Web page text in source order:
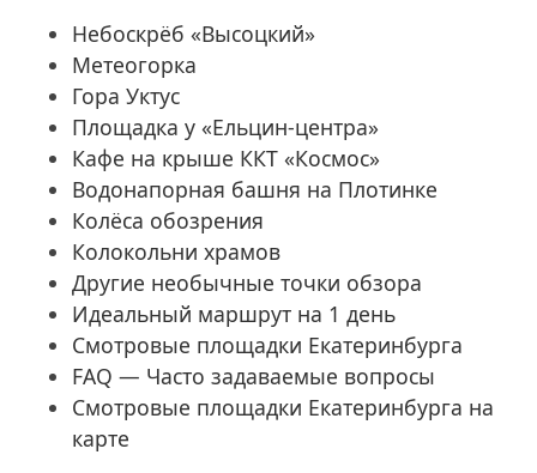
Небоскрёб «Высоцкий»
Метеогорка
Гора Уктус
Площадка у «Ельцин-центра»
Кафе на крыше ККТ «Космос»
Водонапорная башня на Плотинке
Колёса обозрения
Колокольни храмов
Другие необычные точки обзора
Идеальный маршрут на 1 день
Смотровые площадки Екатеринбурга
FAQ — Часто задаваемые вопросы
Смотровые площадки Екатеринбурга на
карте